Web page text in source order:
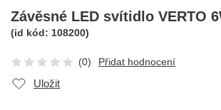
Závěsné LED svítidlo VERTO
(id kód: 108200)
(0) Přidat hodnocení
Uložit